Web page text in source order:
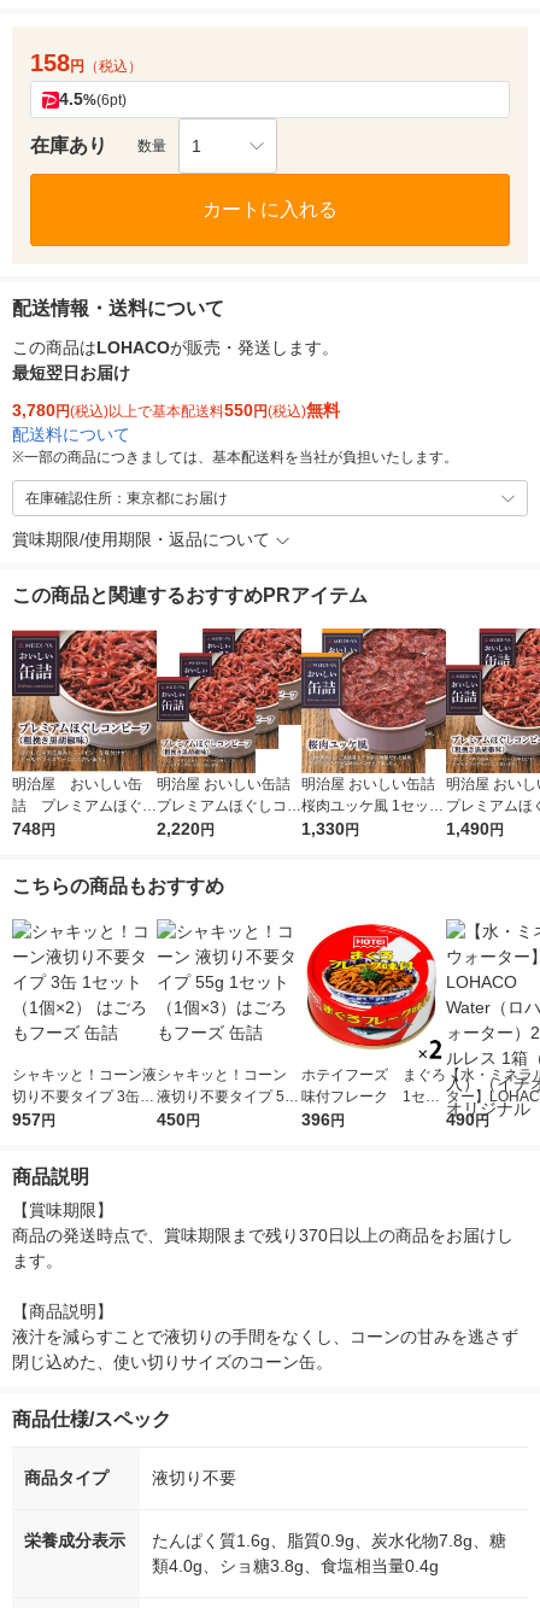
158円 （税込）
4.5%(6pt)
在庫あり 数量 1
カートに入れる
配送情報・送料について
この商品はLOHACOが販売・発送します。
最短翌日お届け
3,780円(税込)以上で基本配送料550円(税込)無料
配送料について
※一部の商品につきましては、基本配送料を当社が負担いたします。
在庫確認住所：東京都にお届け
賞味期限/使用期限・返品について
この商品と関連するおすすめPRアイテム
明治屋 おいしい缶
詰 プレミアムほぐし
コンビーフ 1缶
748円
明治屋 おいしい缶詰
プレミアムほぐしコン
ビーフ 1セット（3
2,220円
明治屋 おいしい缶詰
桜肉ユッケ風 1セット
（2個）
1,330円
明治屋 おいし
プレミアムほ
ビーフ 1セッ
1,490円
こちらの商品もおすすめ
シャキッと！コーン液
切り不要タイプ 3缶 1
セット（1個×2） はご
957円
シャキッと！コーン
液切り不要タイプ 55g
1セット（1個×3）は
450円
ホテイフーズ まぐろ
味付フレーク 1セッ
ト（2個） 缶詰
396円
【水・ミネラ
ター】
r（ロハコウ
490円
商品説明
【賞味期限】
商品の発送時点で、賞味期限まで残り370日以上の商品をお届けし
ます。
【商品説明】
液汁を減らすことで液切りの手間をなくし、コーンの甘みを逃さず
閉じ込めた、使い切りサイズのコーン缶。
商品仕様/スペック
商品タイプ 液切り不要
栄養成分表示
たんぱく質1.6g、脂質0.9g、炭水化物7.8g、糖
類4.0g、ショ糖3.8g、食塩相当量0.4g